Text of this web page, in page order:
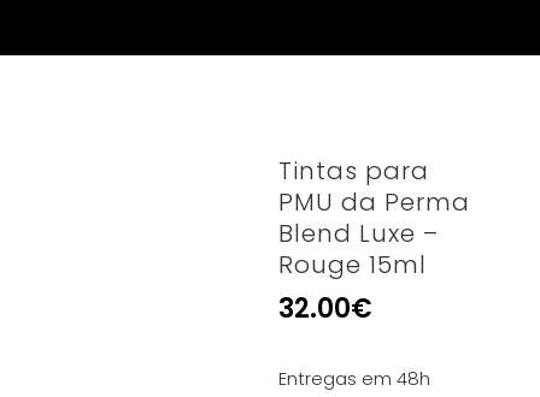
Tintas para
PMU da Perma
Blend Luxe –
Rouge 15ml
32.00€
Entregas em 48h